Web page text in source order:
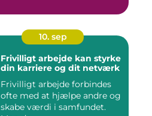
10. sep
Frivilligt arbejde kan styrke
din karriere og dit netværk
Frivilligt arbejde forbindes
ofte med at hjælpe andre og
skabe værdi i samfundet.